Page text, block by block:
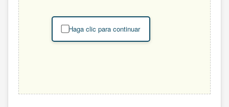
Haga clic para continuar